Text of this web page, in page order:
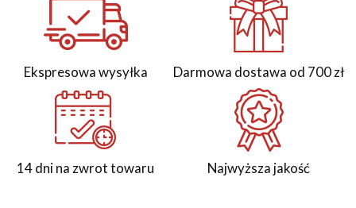
Ekspresowa wysyłka Darmowa dostawa od 700 zł
14 dni na zwrot towaru Najwyższa jakość